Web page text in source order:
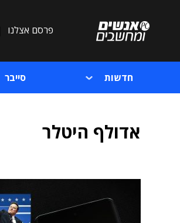
פרסם אצלנו
חדשות סייבר
אדולף היטלר